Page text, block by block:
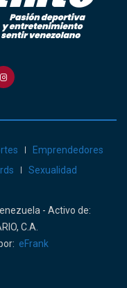
Emprendedores
Sexualidad
- Activo de:
C.A.
eFrank